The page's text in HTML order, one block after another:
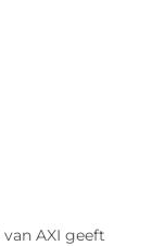
AXI geeft